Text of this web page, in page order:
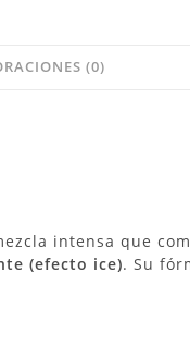
(0)
intensa que
(efecto ice). Su